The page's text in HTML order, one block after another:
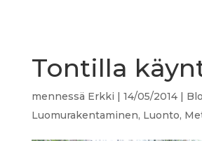
Tontilla
mennessä Erkki | 14/05/2014|
Luomurakentaminen, Luonto,